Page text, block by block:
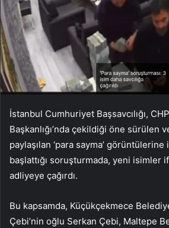
İstanbul Cumhuriyet Başsavcılığı,
Başkanlığı’nda çekildiği öne sürülen
paylaşılan ‘para sayma’
başlattığı soruşturmada, yeni isimler
adliyeye çağırdı.
Bu kapsamda, Küçükçekmece
Çebi’nin oğlu Serkan Çebi, Maltepe